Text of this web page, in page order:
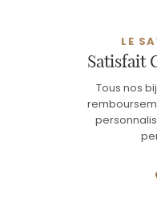
LE
Satisfait
Tous nos